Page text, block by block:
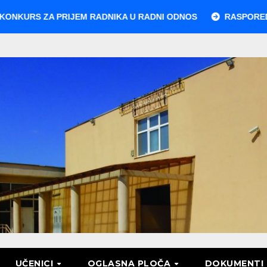
ZA PRIJEM RADNIKA U RADNI ODNOS RASPORED
UČENICI OGLASNA PLOČA DOKUMENTI